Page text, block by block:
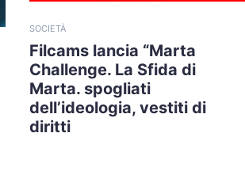
SOCIETÀ
Filcams lancia “Marta
Challenge. La Sfida di
Marta. spogliati
dell’ideologia, vestiti di
diritti